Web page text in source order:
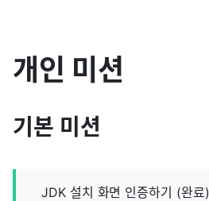
개인 미션
기본 미션
JDK 설치 화면 인증하기 (완료)